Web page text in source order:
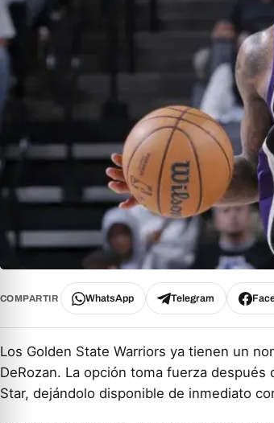
COMPARTIR WhatsApp Telegram
Los Golden State Warriors ya tienen un
DeRozan. La opción toma fuerza
Star, dejándolo disponible de inmediato